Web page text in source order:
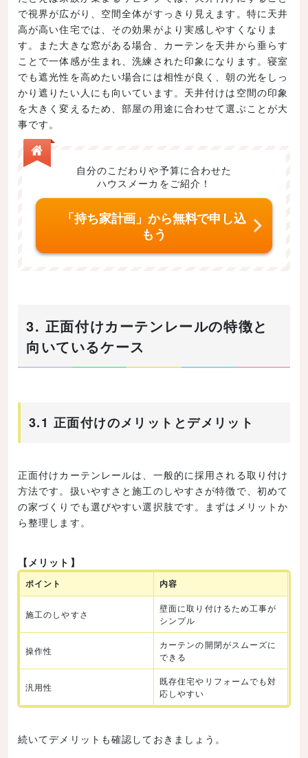
で視界が広がり、空間全体がすっきり見えます。特に天井
高が高い住宅では、その効果がより実感しやすくなりま
す。また大きな窓がある場合、カーテンを天井から垂らす
ことで一体感が生まれ、洗練された印象になります。寝室
でも遮光性を高めたい場合には相性が良く、朝の光をしっ
かり遮りたい人にも向いています。天井付けは空間の印象
を大きく変えるため、部屋の用途に合わせて選ぶことが大
事です。
自分のこだわりや予算に合わせた
ハウスメーカをご紹介！
「持ち家計画」から無料で申し込
もう
3. 正面付けカーテンレールの特徴と
向いているケース
3.1 正面付けのメリットとデメリット
正面付けカーテンレールは、一般的に採用される取り付け
方法です。扱いやすさと施工のしやすさが特徴で、初めて
の家づくりでも選びやすい選択肢です。まずはメリットか
ら整理します。
【メリット】
ポイント 内容
施工のしやすさ
壁面に取り付けるため工事が
シンプル
操作性
カーテンの開閉がスムーズに
できる
汎用性
既存住宅やリフォームでも対
応しやすい
続いてデメリットも確認しておきましょう。